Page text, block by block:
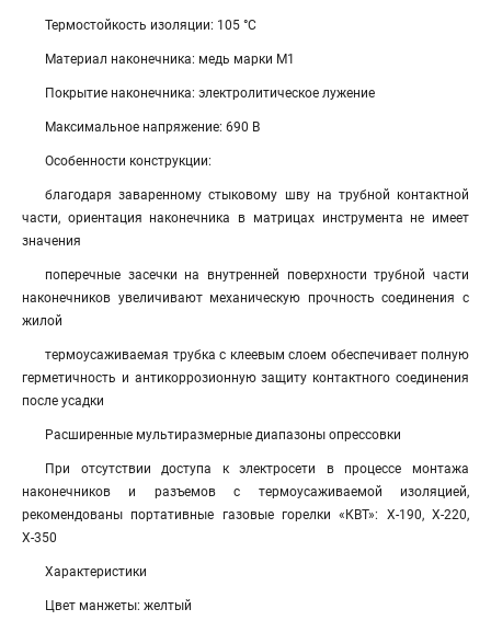
Термостойкость изоляции: 105 °C
Материал наконечника: медь марки М1
Покрытие наконечника: электролитическое лужение
Максимальное напряжение: 690 В
Особенности конструкции:
благодаря заваренному стыковому шву на трубной контактной
части, ориентация наконечника в матрицах инструмента не имеет
значения
поперечные засечки на внутренней поверхности трубной части
наконечников увеличивают механическую прочность соединения с
жилой
термоусаживаемая трубка с клеевым слоем обеспечивает полную
герметичность и антикоррозионную защиту контактного соединения
после усадки
Расширенные мультиразмерные диапазоны опрессовки
При отсутствии доступа к электросети в процессе монтажа
наконечников и разъемов с термоусаживаемой изоляцией,
рекомендованы портативные газовые горелки «КВТ»: Х-190, Х-220,
Х-350
Характеристики
Цвет манжеты: желтый